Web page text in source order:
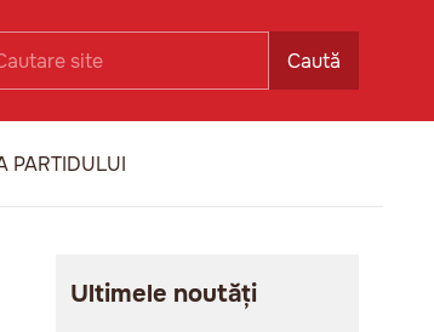
Caută
PARTIDULUI
Ultimele noutăți